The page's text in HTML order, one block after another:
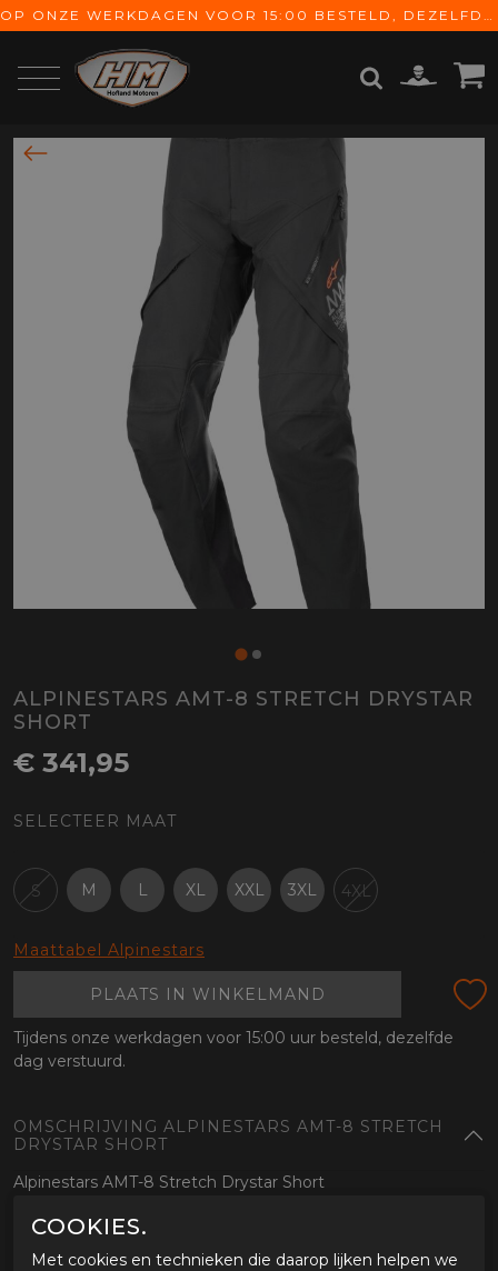
OP ONZE WERKDAGEN VOOR 15:00 BESTELD, DEZELFDE DAG VERZONDEN! GRATIS VERZENDING VANAF € 65,-
ALPINESTARS AMT-8 STRETCH DRYSTAR
SHORT
€ 341,95
SELECTEER MAAT
S M L XL XXL 3XL 4XL
Maattabel Alpinestars
PLAATS IN WINKELMAND
Tijdens onze werkdagen voor 15:00 uur besteld, dezelfde
dag verstuurd.
OMSCHRIJVING ALPINESTARS AMT-8 STRETCH
DRYSTAR SHORT
Alpinestars AMT-8 Stretch Drystar Short
SPECIFICATIES ALPINESTARS AMT-8 STRETCH
DRYSTAR SHORT
COOKIES.
Met cookies en technieken die daarop lijken helpen we